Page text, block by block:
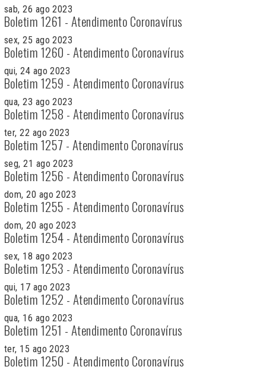
sab, 26 ago 2023
Boletim 1261 - Atendimento Coronavírus
sex, 25 ago 2023
Boletim 1260 - Atendimento Coronavírus
qui, 24 ago 2023
Boletim 1259 - Atendimento Coronavírus
qua, 23 ago 2023
Boletim 1258 - Atendimento Coronavírus
ter, 22 ago 2023
Boletim 1257 - Atendimento Coronavírus
seg, 21 ago 2023
Boletim 1256 - Atendimento Coronavírus
dom, 20 ago 2023
Boletim 1255 - Atendimento Coronavírus
dom, 20 ago 2023
Boletim 1254 - Atendimento Coronavírus
sex, 18 ago 2023
Boletim 1253 - Atendimento Coronavírus
qui, 17 ago 2023
Boletim 1252 - Atendimento Coronavírus
qua, 16 ago 2023
Boletim 1251 - Atendimento Coronavírus
ter, 15 ago 2023
Boletim 1250 - Atendimento Coronavírus